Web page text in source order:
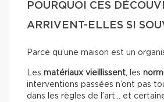
POURQUOI CES
ARRIVENT-ELLES SI
Parce qu’une maison est un
Les matériaux vieillissent, les
interventions passées n’ont pas
dans les règles de l’art… et